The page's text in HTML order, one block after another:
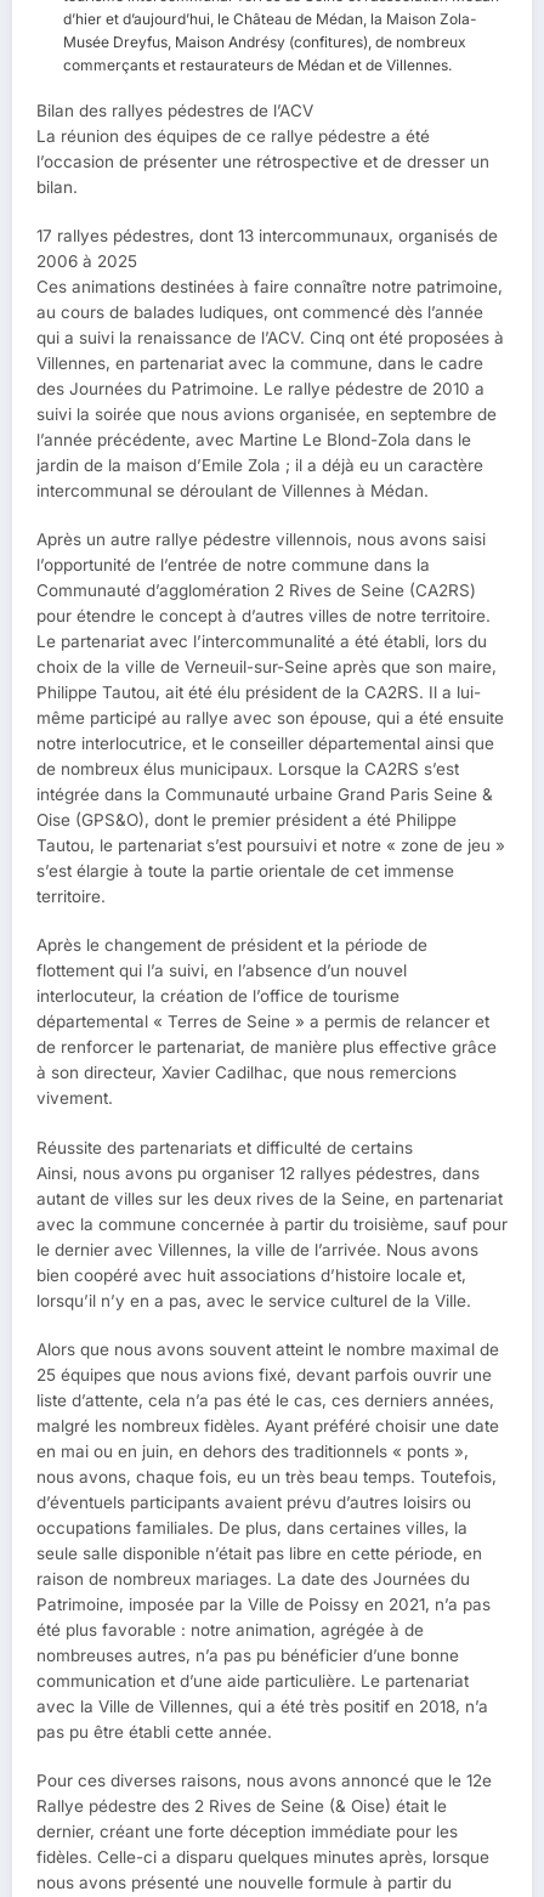
d’hier et d’aujourd’hui, le Château de Médan, la Maison Zola-
Musée Dreyfus, Maison Andrésy (confitures), de nombreux
commerçants et restaurateurs de Médan et de Villennes.
Bilan des rallyes pédestres de l’ACV
La réunion des équipes de ce rallye pédestre a été
l’occasion de présenter une rétrospective et de dresser un
bilan.
17 rallyes pédestres, dont 13 intercommunaux, organisés de
2006 à 2025
Ces animations destinées à faire connaître notre patrimoine,
au cours de balades ludiques, ont commencé dès l’année
qui a suivi la renaissance de l’ACV. Cinq ont été proposées à
Villennes, en partenariat avec la commune, dans le cadre
des Journées du Patrimoine. Le rallye pédestre de 2010 a
suivi la soirée que nous avions organisée, en septembre de
l’année précédente, avec Martine Le Blond-Zola dans le
jardin de la maison d’Emile Zola ; il a déjà eu un caractère
intercommunal se déroulant de Villennes à Médan.
Après un autre rallye pédestre villennois, nous avons saisi
l’opportunité de l’entrée de notre commune dans la
Communauté d’agglomération 2 Rives de Seine (CA2RS)
pour étendre le concept à d’autres villes de notre territoire.
Le partenariat avec l’intercommunalité a été établi, lors du
choix de la ville de Verneuil-sur-Seine après que son maire,
Philippe Tautou, ait été élu président de la CA2RS. Il a lui-
même participé au rallye avec son épouse, qui a été ensuite
notre interlocutrice, et le conseiller départemental ainsi que
de nombreux élus municipaux. Lorsque la CA2RS s’est
intégrée dans la Communauté urbaine Grand Paris Seine &
Oise (GPS&O), dont le premier président a été Philippe
Tautou, le partenariat s’est poursuivi et notre « zone de jeu »
s’est élargie à toute la partie orientale de cet immense
territoire.
Après le changement de président et la période de
flottement qui l’a suivi, en l’absence d’un nouvel
interlocuteur, la création de l’office de tourisme
départemental « Terres de Seine » a permis de relancer et
de renforcer le partenariat, de manière plus effective grâce
à son directeur, Xavier Cadilhac, que nous remercions
vivement.
Réussite des partenariats et difficulté de certains
Ainsi, nous avons pu organiser 12 rallyes pédestres, dans
autant de villes sur les deux rives de la Seine, en partenariat
avec la commune concernée à partir du troisième, sauf pour
le dernier avec Villennes, la ville de l’arrivée. Nous avons
bien coopéré avec huit associations d’histoire locale et,
lorsqu’il n’y en a pas, avec le service culturel de la Ville.
Alors que nous avons souvent atteint le nombre maximal de
25 équipes que nous avions fixé, devant parfois ouvrir une
liste d’attente, cela n’a pas été le cas, ces derniers années,
malgré les nombreux fidèles. Ayant préféré choisir une date
en mai ou en juin, en dehors des traditionnels « ponts »,
nous avons, chaque fois, eu un très beau temps. Toutefois,
d’éventuels participants avaient prévu d’autres loisirs ou
occupations familiales. De plus, dans certaines villes, la
seule salle disponible n’était pas libre en cette période, en
raison de nombreux mariages. La date des Journées du
Patrimoine, imposée par la Ville de Poissy en 2021, n’a pas
été plus favorable : notre animation, agrégée à de
nombreuses autres, n’a pas pu bénéficier d’une bonne
communication et d’une aide particulière. Le partenariat
avec la Ville de Villennes, qui a été très positif en 2018, n’a
pas pu être établi cette année.
Pour ces diverses raisons, nous avons annoncé que le 12e
Rallye pédestre des 2 Rives de Seine (& Oise) était le
dernier, créant une forte déception immédiate pour les
fidèles. Celle-ci a disparu quelques minutes après, lorsque
nous avons présenté une nouvelle formule à partir du